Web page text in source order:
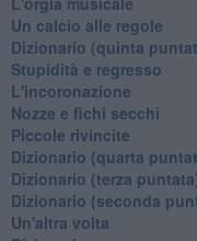
Un calcio alle regole
Dizionario (quinta
Stupidità e regresso
L'incoronazione
Nozze e fichi secchi
Piccole rivincite
​Dizionario (quarta
​Dizionario (terza
​Dizionario (seconda
Un'altra volta